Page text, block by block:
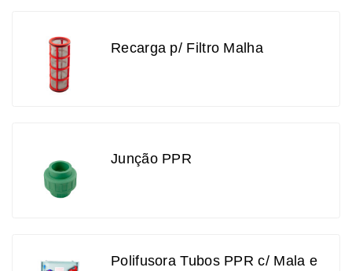
Recarga p/ Filtro Malha
Junção PPR
Polifusora Tubos PPR c/ Mala e